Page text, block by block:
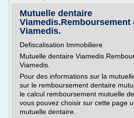
Mutuelle dentaire
Viamedis.Remboursement
Viamedis.
Defiscalisation Immobiliere
Mutuelle dentaire
Viamedis.
Pour des informations sur la
sur le remboursement dentaire
le calcul remboursement mutuelle
vous pouvez choisir sur cette page
mutuelle dentaire.